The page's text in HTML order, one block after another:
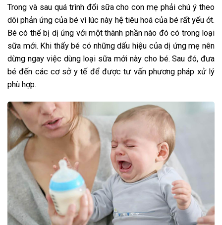
Trong và sau quá trình đổi sữa cho con mẹ phải chú ý theo
dõi phản ứng của bé vì lúc này hệ tiêu hoá của bé rất yếu ớt.
Bé có thể bị dị ứng với một thành phần nào đó có trong loại
sữa mới. Khi thấy bé có những dấu hiệu của dị ứng mẹ nên
dừng ngay việc dùng loại sữa mới này cho bé. Sau đó, đưa
bé đến các cơ sở y tế để được tư vấn phương pháp xử lý
phù hợp.